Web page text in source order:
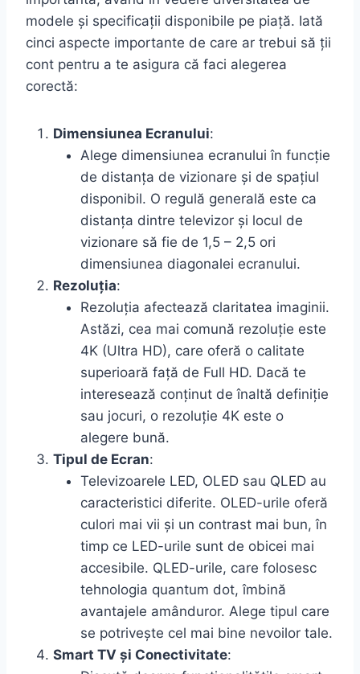
modele și specificații disponibile pe piață. Iată
cinci aspecte importante de care ar trebui să ții
cont pentru a te asigura că faci alegerea
corectă:
Dimensiunea Ecranului:
Alege dimensiunea ecranului în funcție
de distanța de vizionare și de spațiul
disponibil. O regulă generală este ca
distanța dintre televizor și locul de
vizionare să fie de 1,5 – 2,5 ori
dimensiunea diagonalei ecranului.
Rezoluția:
Rezoluția afectează claritatea imaginii.
Astăzi, cea mai comună rezoluție este
4K (Ultra HD), care oferă o calitate
superioară față de Full HD. Dacă te
interesează conținut de înaltă definiție
sau jocuri, o rezoluție 4K este o
alegere bună.
Tipul de Ecran:
Televizoarele LED, OLED sau QLED au
caracteristici diferite. OLED-urile oferă
culori mai vii și un contrast mai bun, în
timp ce LED-urile sunt de obicei mai
accesibile. QLED-urile, care folosesc
tehnologia quantum dot, îmbină
avantajele amânduror. Alege tipul care
se potrivește cel mai bine nevoilor tale.
Smart TV și Conectivitate: